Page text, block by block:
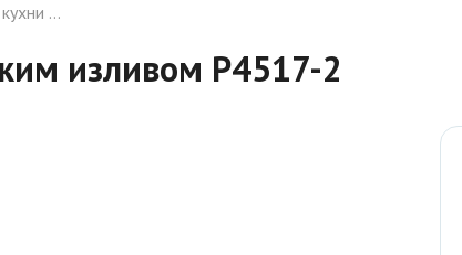
Смеситель для кухни с коротким изливом P4517-2
изливом P4517-2